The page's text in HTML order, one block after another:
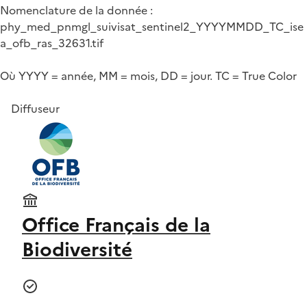
Nomenclature de la donnée :
phy_med_pnmgl_suivisat_sentinel2_YYYYMMDD_TC_ise
a_ofb_ras_32631.tif
Où YYYY = année, MM = mois, DD = jour. TC = True Color
Diffuseur
Office Français de la
Biodiversité